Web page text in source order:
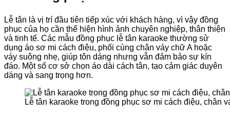
Lễ tân là vị trí đầu tiên tiếp xúc với khách hàng, vì vậy đồng
phục của họ cần thể hiện hình ảnh chuyên nghiệp, thân thiện
và tinh tế. Các mẫu đồng phục lễ tân karaoke thường sử
dụng áo sơ mi cách điệu, phối cùng chân váy chữ A hoặc
váy suông nhẹ, giúp tôn dáng nhưng vẫn đảm bảo sự kín
đáo. Một số cơ sở chọn áo dài cách tân, tạo cảm giác duyên
dáng và sang trọng hơn.
Lễ tân karaoke trong đồng phục sơ mi cách điệu, chân